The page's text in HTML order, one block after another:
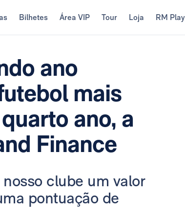
Bilhetes Área VIP Tour Loja RM Play
ano
mais
ano, a
Finance
clube um valor
pontuação de